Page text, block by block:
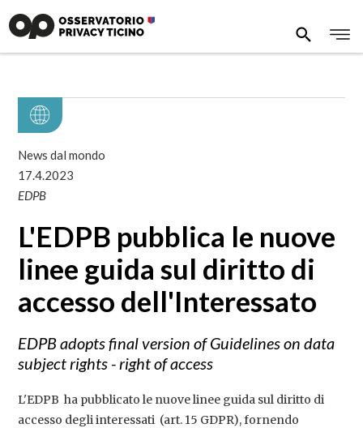
News dal mondo
17.4.2023
EDPB
L'EDPB pubblica le nuove
linee guida sul diritto di
accesso dell'Interessato
EDPB adopts final version of Guidelines on data
subject rights - right of access
L'EDPB ha pubblicato le nuove linee guida sul diritto di
accesso degli interessati (art. 15 GDPR), fornendo